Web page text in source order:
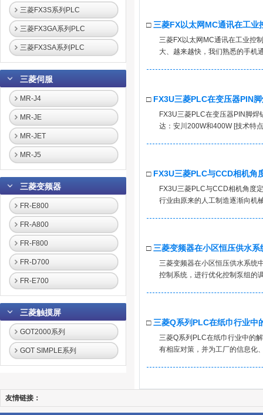
三菱FX3S系列PLC
三菱FX3GA系列PLC
三菱FX3SA系列PLC
三菱伺服
MR-J4
MR-JE
MR-JET
MR-J5
三菱变频器
FR-E800
FR-A800
FR-F800
FR-D700
FR-E700
三菱触摸屏
GOT2000系列
GOT SIMPLE系列
□ 三菱FX以太网MC通讯在工业
三菱FX以太网MC通讯在工业控
大、越来越快，我们熟悉的手机
□ FX3U三菱PLC在变压器PIN
FX3U三菱PLC在变压器PIN脚
达：安川200W和400W [技术特
□ FX3U三菱PLC与CCD相机角
FX3U三菱PLC与CCD相机角度
行业由原来的人工制造逐渐向机
□ 三菱变频器在小区恒压供水系
三菱变频器在小区恒压供水系统
控制系统，进行优化控制泵组的
□ 三菱Q系列PLC在纸巾行业中
三菱Q系列PLC在纸巾行业中的
有相应对策，并为工厂的信息化
友情链接：